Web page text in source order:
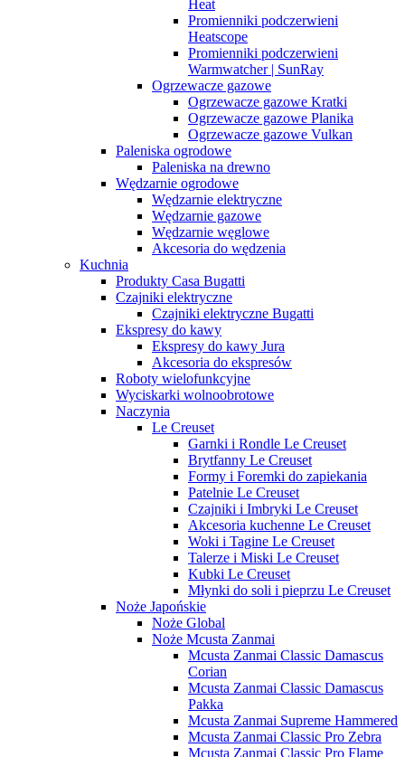
Heat
Promienniki podczerwieni
Heatscope
Promienniki podczerwieni
Warmwatcher | SunRay
Ogrzewacze gazowe
Ogrzewacze gazowe Kratki
Ogrzewacze gazowe Planika
Ogrzewacze gazowe Vulkan
Paleniska ogrodowe
Paleniska na drewno
Wędzarnie ogrodowe
Wędzarnie elektryczne
Wędzarnie gazowe
Wędzarnie węglowe
Akcesoria do wędzenia
Kuchnia
Produkty Casa Bugatti
Czajniki elektryczne
Czajniki elektryczne Bugatti
Ekspresy do kawy
Ekspresy do kawy Jura
Akcesoria do ekspresów
Roboty wielofunkcyjne
Wyciskarki wolnoobrotowe
Naczynia
Le Creuset
Garnki i Rondle Le Creuset
Brytfanny Le Creuset
Formy i Foremki do zapiekania
Patelnie Le Creuset
Czajniki i Imbryki Le Creuset
Akcesoria kuchenne Le Creuset
Woki i Tagine Le Creuset
Talerze i Miski Le Creuset
Kubki Le Creuset
Młynki do soli i pieprzu Le Creuset
Noże Japońskie
Noże Global
Noże Mcusta Zanmai
Mcusta Zanmai Classic Damascus
Corian
Mcusta Zanmai Classic Damascus
Pakka
Mcusta Zanmai Supreme Hammered
Mcusta Zanmai Classic Pro Zebra
Mcusta Zanmai Classic Pro Flame